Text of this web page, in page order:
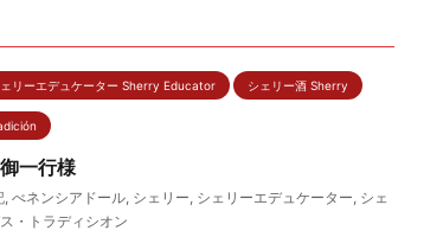
リーエデュケーター Sherry Educator シェリー酒 Sherry
一行様
, べネンシアドール, シェリー, シェリーエデュケーター, シェ
・トラディシオン